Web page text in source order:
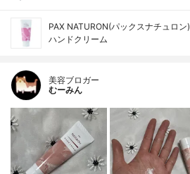
PAX NATURON(パックスナチュロン)
ハンドクリーム
美容ブロガー
むーみん